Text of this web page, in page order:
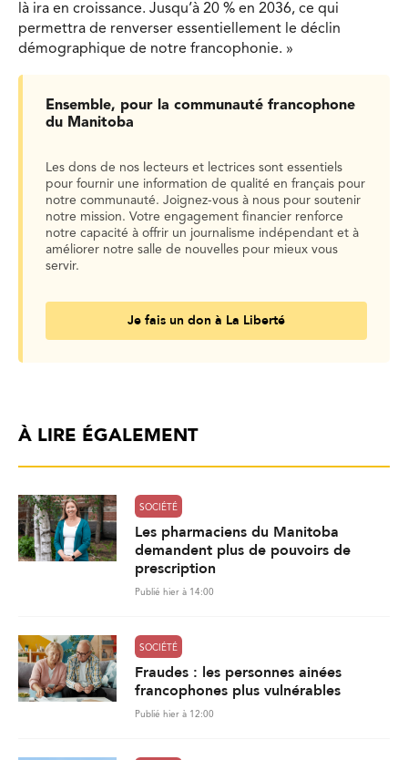
là ira en croissance. Jusqu’à 20 % en 2036, ce qui
permettra de renverser essentiellement le déclin
démographique de notre francophonie. »
Ensemble, pour la communauté francophone
du Manitoba
Les dons de nos lecteurs et lectrices sont essentiels
pour fournir une information de qualité en français pour
notre communauté. Joignez-vous à nous pour soutenir
notre mission. Votre engagement financier renforce
notre capacité à offrir un journalisme indépendant et à
améliorer notre salle de nouvelles pour mieux vous
servir.
Je fais un don à La Liberté
À LIRE ÉGALEMENT
SOCIÉTÉ
Les pharmaciens du Manitoba
demandent plus de pouvoirs de
prescription
Publié hier à 14:00
SOCIÉTÉ
Fraudes : les personnes ainées
francophones plus vulnérables
Publié hier à 12:00